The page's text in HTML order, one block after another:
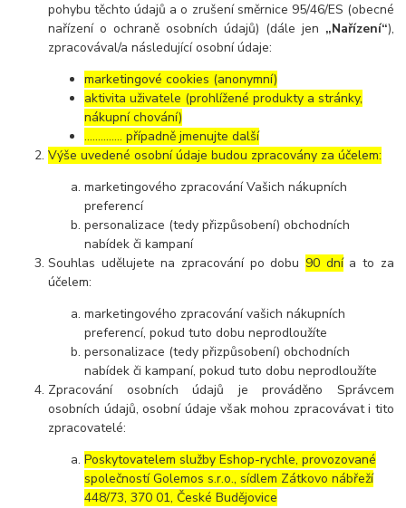
pohybu těchto údajů a o zrušení směrnice 95/46/ES (obecné
nařízení o ochraně osobních údajů) (dále jen „Nařízení“),
zpracovával/a následující osobní údaje:
marketingové cookies (anonymní)
aktivita uživatele (prohlížené produkty a stránky,
nákupní chování)
………….. případně jmenujte další
Výše uvedené osobní údaje budou zpracovány za účelem:
marketingového zpracování Vašich nákupních
preferencí
personalizace (tedy přizpůsobení) obchodních
nabídek či kampaní
Souhlas udělujete na zpracování po dobu 90 dnía to za
účelem:
marketingového zpracování vašich nákupních
preferencí, pokud tuto dobu neprodloužíte
personalizace (tedy přizpůsobení) obchodních
nabídek či kampaní, pokud tuto dobu neprodloužíte
Zpracování osobních údajů je prováděno Správcem
osobních údajů, osobní údaje však mohou zpracovávat i tito
zpracovatelé:
Poskytovatelem služby Eshop-rychle, provozované
společností Golemos s.r.o., sídlem Zátkovo nábřeží
448/73, 370 01, České Budějovice